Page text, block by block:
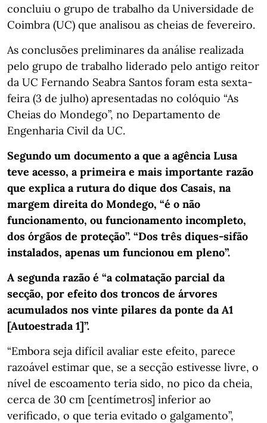
concluiu o grupo de trabalho da Universidade de
Coimbra (UC) que analisou as cheias de fevereiro.
As conclusões preliminares da análise realizada
pelo grupo de trabalho liderado pelo antigo reitor
da UC Fernando Seabra Santos foram esta sexta-
feira (3 de julho) apresentadas no colóquio “As
Cheias do Mondego”, no Departamento de
Engenharia Civil da UC.
Segundo um documento a que a agência Lusa
teve acesso, a primeira e mais importante razão
que explica a rutura do dique dos Casais, na
margem direita do Mondego, “é o não
funcionamento, ou funcionamento incompleto,
dos órgãos de proteção”. “Dos três diques-sifão
instalados, apenas um funcionou em pleno”.
A segunda razão é “a colmatação parcial da
secção, por efeito dos troncos de árvores
acumulados nos vinte pilares da ponte da A1
[Autoestrada 1]”.
“Embora seja difícil avaliar este efeito, parece
razoável estimar que, se a secção estivesse livre, o
nível de escoamento teria sido, no pico da cheia,
cerca de 30 cm [centímetros] inferior ao
verificado, o que teria evitado o galgamento”,